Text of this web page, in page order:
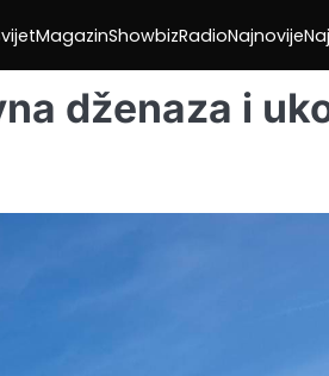
MagazinShowbizRadioNajnovije
dženaza i